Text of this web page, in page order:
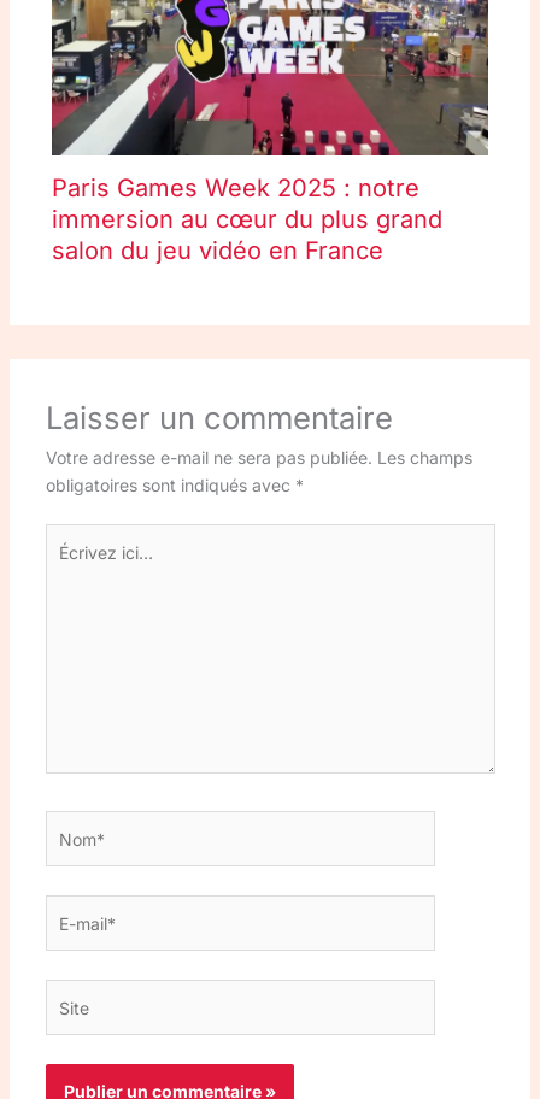
Paris Games Week 2025 : notre
immersion au cœur du plus grand
salon du jeu vidéo en France
Laisser un commentaire
Votre adresse e-mail ne sera pas publiée. Les champs
obligatoires sont indiqués avec *
ici…
mail*